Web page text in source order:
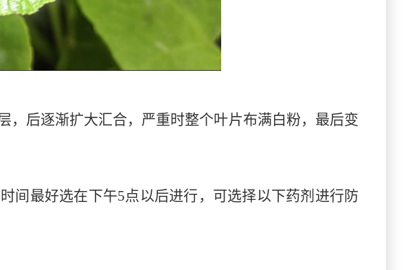
，后逐渐扩大汇合，严重时整个叶片布满白粉，最后变
间最好选在下午5点以后进行，可选择以下药剂进行防